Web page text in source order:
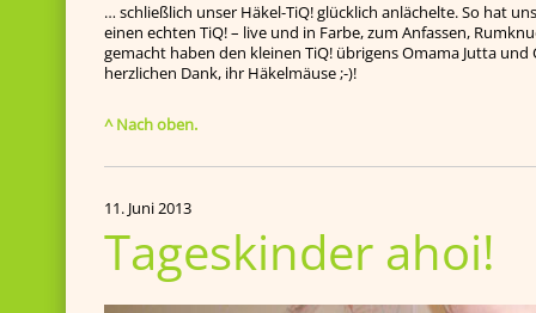
… schließlich unser Häkel-TiQ! glücklich anlächelte. So hat
einen echten TiQ! – live und in Farbe, zum Anfassen,
gemacht haben den kleinen TiQ! übrigens Omama Jutta und
herzlichen Dank, ihr Häkelmäuse ;-)!
^ Nach oben.
11. Juni 2013
Tageskinder ahoi!